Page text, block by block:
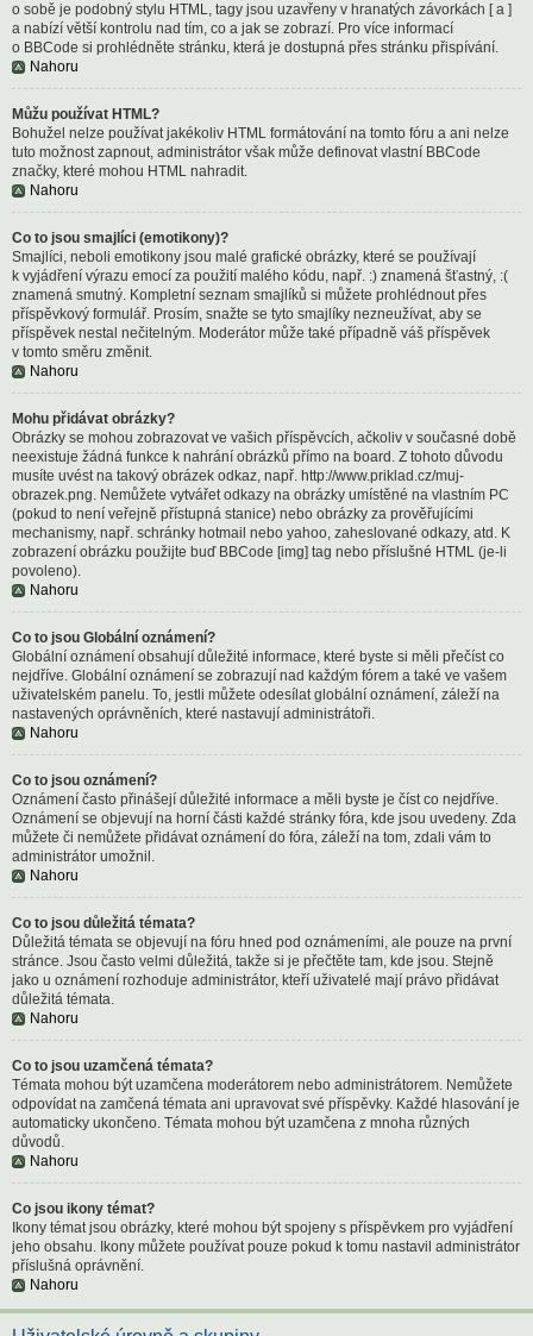
o sobě je podobný stylu HTML, tagy jsou uzavřeny v hranatých závorkách [ a ]
a nabízí větší kontrolu nad tím, co a jak se zobrazí. Pro více informací
o BBCode si prohlédněte stránku, která je dostupná přes stránku přispívání.
Nahoru
Můžu používat HTML?
Bohužel nelze používat jakékoliv HTML formátování na tomto fóru a ani nelze
tuto možnost zapnout, administrátor však může definovat vlastní BBCode
značky, které mohou HTML nahradit.
Nahoru
Co to jsou smajlíci (emotikony)?
Smajlíci, neboli emotikony jsou malé grafické obrázky, které se používají
k vyjádření výrazu emocí za použití malého kódu, např. :) znamená šťastný, :(
znamená smutný. Kompletní seznam smajlíků si můžete prohlédnout přes
příspěvkový formulář. Prosím, snažte se tyto smajlíky nezneužívat, aby se
příspěvek nestal nečitelným. Moderátor může také případně váš příspěvek
v tomto směru změnit.
Nahoru
Mohu přidávat obrázky?
Obrázky se mohou zobrazovat ve vašich příspěvcích, ačkoliv v současné době
neexistuje žádná funkce k nahrání obrázků přímo na board. Z tohoto důvodu
musíte uvést na takový obrázek odkaz, např. http://www.priklad.cz/muj-
obrazek.png. Nemůžete vytvářet odkazy na obrázky umístěné na vlastním PC
(pokud to není veřejně přístupná stanice) nebo obrázky za prověřujícími
mechanismy, např. schránky hotmail nebo yahoo, zaheslované odkazy, atd. K
zobrazení obrázku použijte buď BBCode [img] tag nebo příslušné HTML (je-li
povoleno).
Nahoru
Co to jsou Globální oznámení?
Globální oznámení obsahují důležité informace, které byste si měli přečíst co
nejdříve. Globální oznámení se zobrazují nad každým fórem a také ve vašem
uživatelském panelu. To, jestli můžete odesílat globální oznámení, záleží na
nastavených oprávněních, které nastavují administrátoři.
Nahoru
Co to jsou oznámení?
Oznámení často přinášejí důležité informace a měli byste je číst co nejdříve.
Oznámení se objevují na horní části každé stránky fóra, kde jsou uvedeny. Zda
můžete či nemůžete přidávat oznámení do fóra, záleží na tom, zdali vám to
administrátor umožnil.
Nahoru
Co to jsou důležitá témata?
Důležitá témata se objevují na fóru hned pod oznámeními, ale pouze na první
stránce. Jsou často velmi důležitá, takže si je přečtěte tam, kde jsou. Stejně
jako u oznámení rozhoduje administrátor, kteří uživatelé mají právo přidávat
důležitá témata.
Nahoru
Co to jsou uzamčená témata?
Témata mohou být uzamčena moderátorem nebo administrátorem. Nemůžete
odpovídat na zamčená témata ani upravovat své příspěvky. Každé hlasování je
automaticky ukončeno. Témata mohou být uzamčena z mnoha různých
důvodů.
Nahoru
Co jsou ikony témat?
Ikony témat jsou obrázky, které mohou být spojeny s příspěvkem pro vyjádření
jeho obsahu. Ikony můžete používat pouze pokud k tomu nastavil administrátor
příslušná oprávnění.
Nahoru